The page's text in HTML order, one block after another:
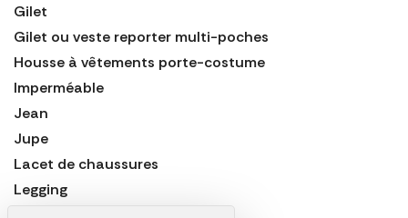
Gilet
Gilet ou veste reporter multi-poches
Housse à vêtements porte-costume
Imperméable
Jean
Jupe
Lacet de chaussures
Legging